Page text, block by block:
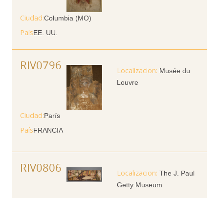
Ciudad Columbia (MO)
PaísEE. UU.
RIV0796
Musée du
Louvre
Ciudad París
PaísFRANCIA
RIV0806
The J. Paul
Getty Museum